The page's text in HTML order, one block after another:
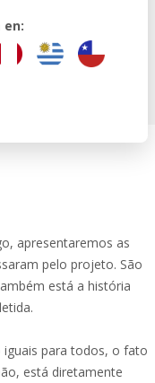
en:
apresentaremos as
pelo projeto. São
está a história
para todos, o fato
está diretamente